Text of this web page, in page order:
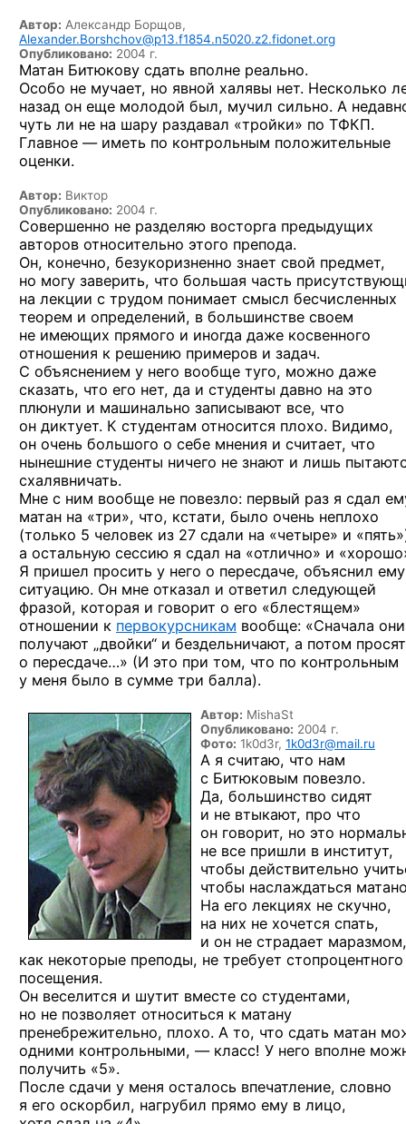
Автор: Александр Борщов,
Alexander.Borshchov@p13.f1854.n5020.z2.fidonet.org
Опубликовано: 2004 г.
Матан Битюкову сдать вполне реально.
Особо не мучает, но явной халявы нет. Несколько
назад он еще молодой был, мучил сильно. А
чуть ли не на шару раздавал «тройки» по ТФКП.
Главное —иметь по контрольным положительные
оценки.
Автор: Виктор
Опубликовано: 2004 г.
Совершенно не разделяю восторга предыдущих
авторов относительно этого препода.
Он, конечно, безукоризненно знает свой предмет,
но могу заверить, что большая часть
на лекции с трудом понимает смысл бесчисленных
теорем и определений, в большинстве своем
не имеющих прямого и иногда даже косвенного
отношения к решению примеров и задач.
С объяснением у него вообще туго, можно даже
сказать, что его нет, да и студенты давно на это
плюнули и машинально записывают все, что
он диктует. К студентам относится плохо. Видимо,
он очень большого о себе мнения и считает, что
нынешние студенты ничего не знают и лишь
схалявничать.
Мне с ним вообще не повезло: первый раз я сдал
матан на «три», что, кстати, было очень неплохо
(только 5 человек из 27 сдали на «четыре» и
а остальную сессию я сдал на «отлично» и
Я пришел просить у него о пересдаче, объяснил ему
ситуацию. Он мне отказал и ответил следующей
фразой, которая и говорит о его «блестящем»
отношении к первокурсникам вообще: «Сначала они
получают „двойки“ и бездельничают, а потом просят
о пересдаче…» (И это при том, что по контрольным
у меня было в сумме три балла).
Автор: MishaSt
Опубликовано: 2004 г.
Фото: 1k0d3r, 1k0d3r@mail.ru
А я считаю, что нам
с Битюковым повезло.
Да, большинство сидят
и не втыкают, про что
он говорит, но это
не все пришли в институт,
чтобы действительно
чтобы наслаждаться
На его лекциях не скучно,
на них не хочется спать,
и он не страдает маразмом,
как некоторые преподы, не требует стопроцентного
посещения.
Он веселится и шутит вместе со студентами,
но не позволяет относиться к матану
пренебрежительно, плохо. А то, что сдать матан
одними контрольными, —класс! У него вполне
получить «5».
После сдачи у меня осталось впечатление, словно
я его оскорбил, нагрубил прямо ему в лицо,